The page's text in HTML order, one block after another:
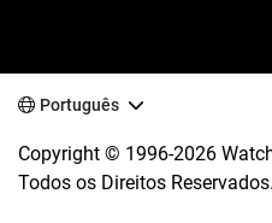
Português
Copyright © 1996-2026
Todos os Direitos